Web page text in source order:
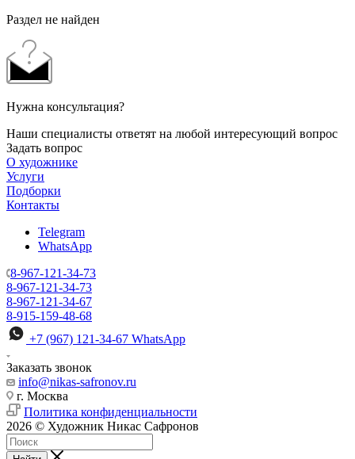
Раздел не найден
Нужна консультация?
Наши специалисты ответят на любой интересующий вопрос
Задать вопрос
О художнике
Услуги
Подборки
Контакты
Telegram
WhatsApp
8-967-121-34-73
8-967-121-34-73
8-967-121-34-67
8-915-159-48-68
+7 (967) 121-34-67 WhatsApp
Заказать звонок
info@nikas-safronov.ru
г. Москва
Политика конфиденциальности
2026 © Художник Никас Сафронов